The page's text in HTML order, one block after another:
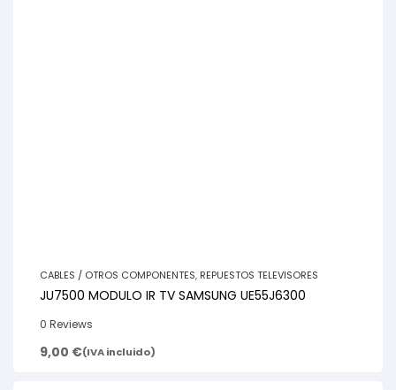
CABLES / OTROS COMPONENTES, REPUESTOS TELEVISORES
JU7500 MODULO IR TV SAMSUNG UE55J6300
0 Reviews
9,00 €(IVA incluido)